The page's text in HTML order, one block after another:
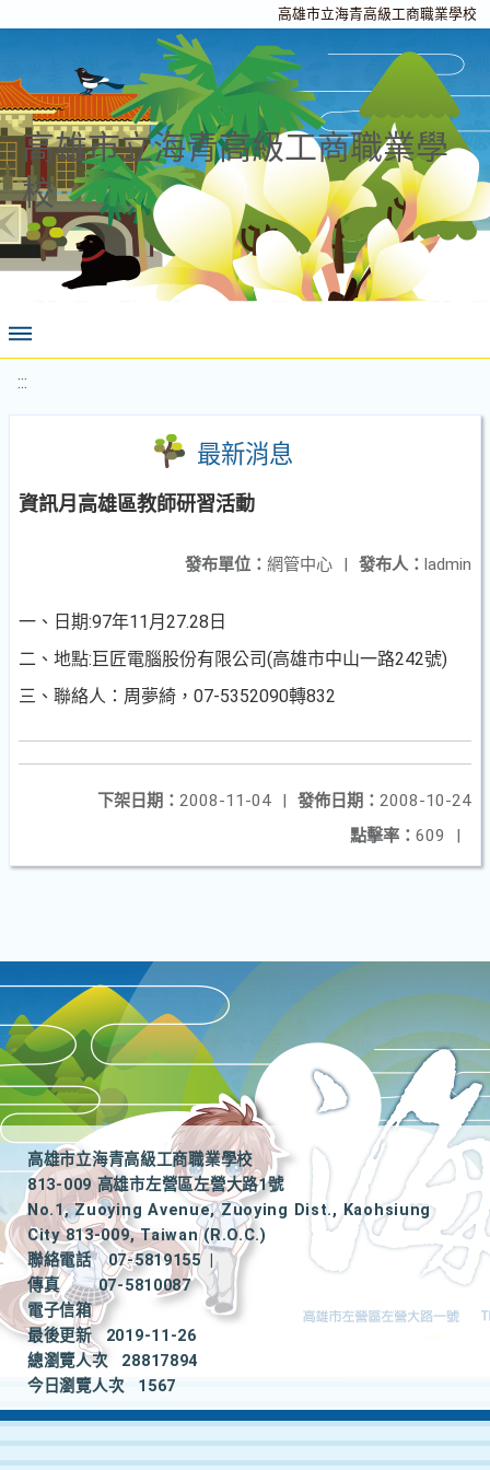
高雄市立海青高級工商職業學校
高雄市立海青高級工商職業學
校
:::
最新消息
資訊月高雄區教師研習活動
發布人： ladmin
發布單位： 網管中心 |
一、日期:97年11月27.28日
二、地點:巨匠電腦股份有限公司(高雄市中山一路242號)
三、聯絡人：周夢綺，07-5352090轉832
發佈日期： 2008-10-24
下架日期： 2008-11-04
|
點擊率： 609 |
高雄市立海青高級工商職業學校
813-009 高雄市左營區左營大路1號
No.1, Zuoying Avenue, Zuoying Dist., Kaohsiung
City 813-009, Taiwan (R.O.C.)
聯絡電話
07-5819155
|
傳真
07-5810087
電子信箱
最後更新
2019-11-26
總瀏覽人次
28817894
今日瀏覽人次
1567